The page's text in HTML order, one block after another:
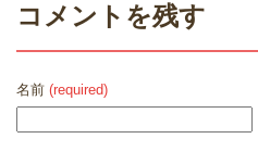
コメントを残す
名前 (required)